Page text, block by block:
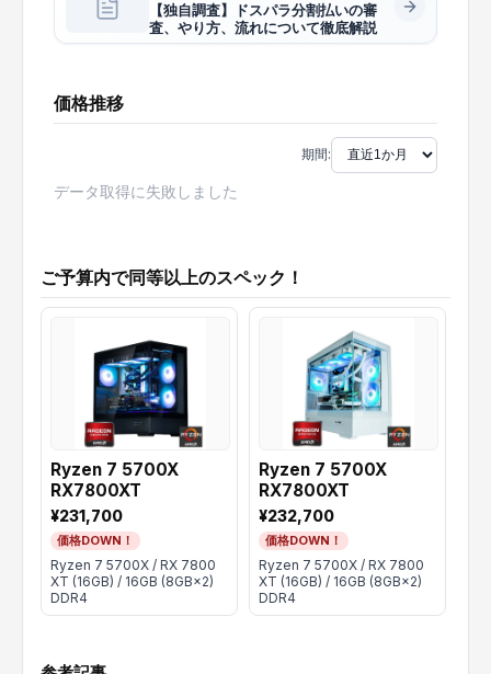
【独自調査】ドスパラ分割払いの審
査、やり方、流れについて徹底解説
価格推移
期間:
データ取得に失敗しました
ご予算内で同等以上のスペック！
Ryzen 7 5700X
RX7800XT
¥231,700
価格DOWN！
Ryzen 7 5700X / RX 7800
XT (16GB) / 16GB (8GB×2)
DDR4
Ryzen 7 5700X
RX7800XT
¥232,700
価格DOWN！
Ryzen 7 5700X / RX 7800
XT (16GB) / 16GB (8GB×2)
DDR4